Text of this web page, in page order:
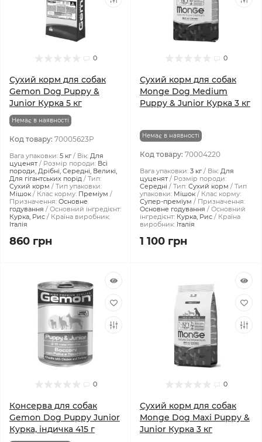
0
Сухий корм для собак
Gemon Dog Puppy &
Junior Курка 5 кг
Немає в наявності
Код товару: 70005623P
Вага упаковки: 5 кг Вік: Для
цуценят
Розмір породи: Всі
породи, Дрібні, Середні, Великі,
Для гігантських порід
Тип:
Сухий корм
Тип упаковки:
Мішок
Клас корму: Преміум
Призначення: Основне
годування
Основний інгредієнт:
Курка, Рис
Країна виробник:
Італія
860 грн
0
Сухий корм для собак
Monge Dog Medium
Puppy & Junior Курка 3 кг
Немає в наявності
Код товару: 70004220
Вага упаковки: 3 кг Вік: Для
цуценят
Розмір породи:
Середні
Тип: Сухий корм
Тип
упаковки: Мішок
Клас корму:
Супер-преміум
Призначення:
Основне годування
Основний
інгредієнт: Курка, Рис
Країна
виробник: Італія
1 100 грн
0
Консерва для собак
Gemon Dog Puppy Junior
Курка, індичка 415 г
0
Сухий корм для собак
Monge Dog Maxi Puppy &
Junior Курка 3 кг